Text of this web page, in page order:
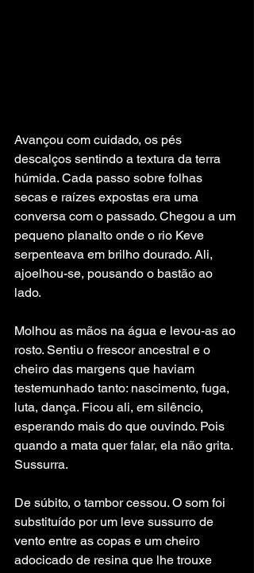
Avançou com cuidado, os pés
descalços sentindo a textura da terra
húmida. Cada passo sobre folhas
secas e raízes expostas era uma
conversa com o passado. Chegou a um
pequeno planalto onde o rio Keve
serpenteava em brilho dourado. Ali,
ajoelhou-se, pousando o bastão ao
lado.
Molhou as mãos na água e levou-as ao
rosto. Sentiu o frescor ancestral e o
cheiro das margens que haviam
testemunhado tanto: nascimento, fuga,
luta, dança. Ficou ali, em silêncio,
esperando mais do que ouvindo. Pois
quando a mata quer falar, ela não grita.
Sussurra.
De súbito, o tambor cessou. O som foi
substituído por um leve sussurro de
vento entre as copas e um cheiro
adocicado de resina que lhe trouxe